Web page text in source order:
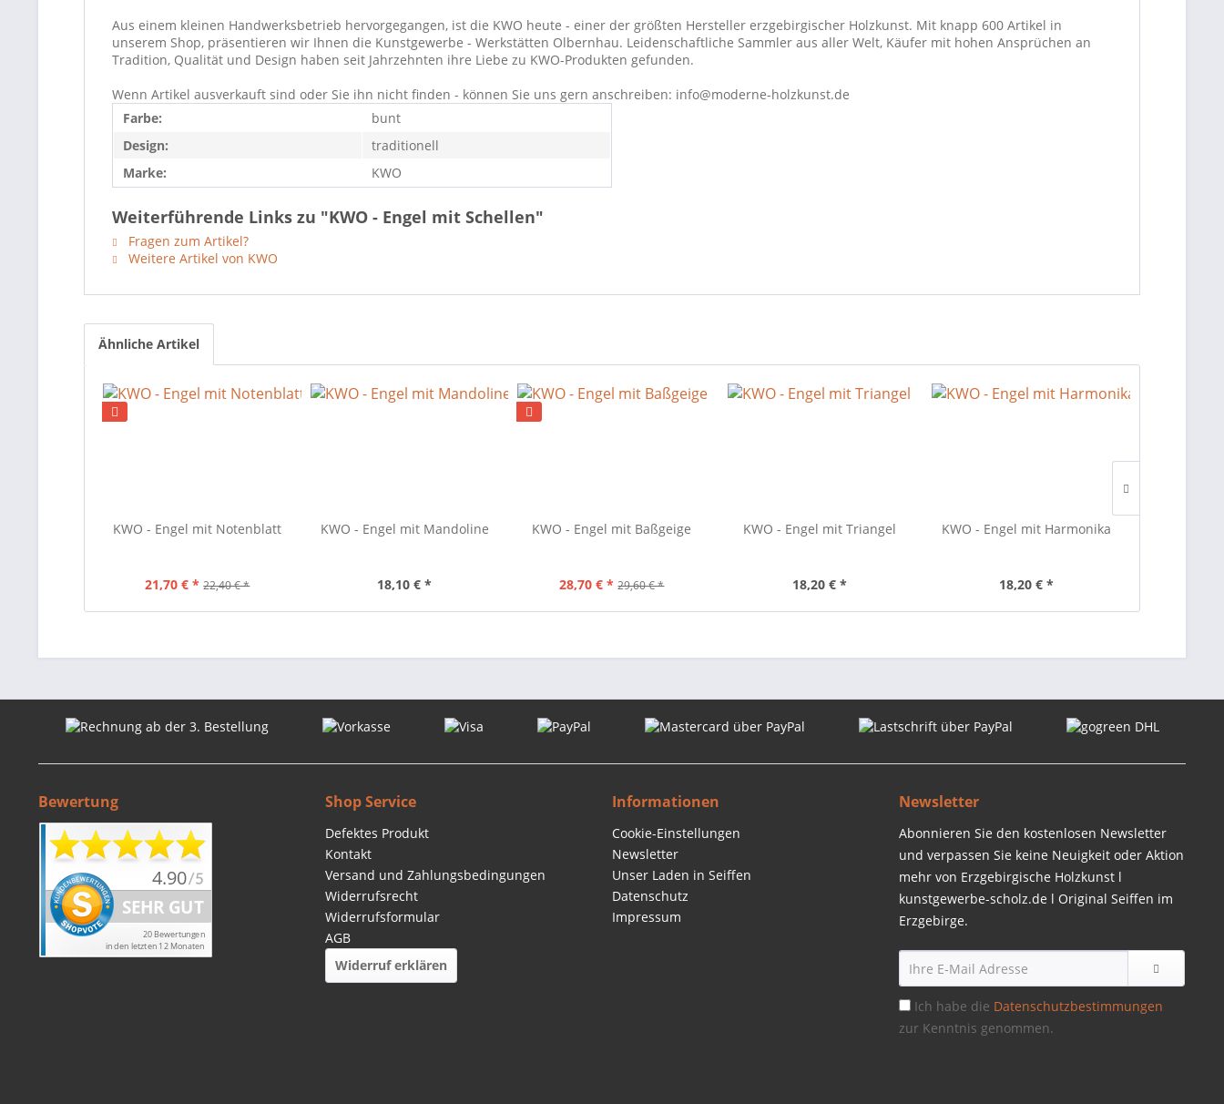
Aus einem kleinen Handwerksbetrieb hervorgegangen, ist die KWO heute - einer der größten Hersteller erzgebirgischer Holzkunst. Mit knapp 600 Artikel in
unserem Shop, präsentieren wir Ihnen die Kunstgewerbe - Werkstätten Olbernhau. Leidenschaftliche Sammler aus aller Welt, Käufer mit hohen Ansprüchen an
Tradition, Qualität und Design haben seit Jahrzehnten ihre Liebe zu KWO-Produkten gefunden.
Wenn Artikel ausverkauft sind oder Sie ihn nicht finden - können Sie uns gern anschreiben: info@moderne-holzkunst.de
Farbe:
bunt
Design:
traditionell
Marke:
KWO
Weiterführende Links zu "KWO - Engel mit Schellen"
Fragen zum Artikel?
Weitere Artikel von KWO
Ähnliche Artikel
KWO - Engel mit Notenblatt
21,70 € * 22,40 € *
KWO - Engel mit Mandoline
18,10 € *
KWO - Engel mit Baßgeige
28,70 € * 29,60 € *
KWO - Engel mit Triangel
18,20 € *
KWO - Engel mit Harmonika
18,20 € *
Bewertung Shop Service
Defektes Produkt
Kontakt
Versand und Zahlungsbedingungen
Widerrufsrecht
Widerrufsformular
AGB
Widerruf erklären
Informationen
Cookie-Einstellungen
Newsletter
Unser Laden in Seiffen
Datenschutz
Impressum
Newsletter
Abonnieren Sie den kostenlosen Newsletter
und verpassen Sie keine Neuigkeit oder Aktion
mehr von Erzgebirgische Holzkunst l
kunstgewerbe-scholz.de l Original Seiffen im
Erzgebirge.
Ich habe die Datenschutzbestimmungen
zur Kenntnis genommen.